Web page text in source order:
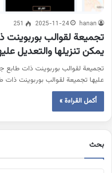
hanan
2025-11-24
251
تجميعة لقوالب
يمكن تنزيلها والتعديل
تجميعة لقوالب بوربوينت ذات طابع
عليها تجميعة لقوالب بوربوينت
أكمل القراءة »
بحث